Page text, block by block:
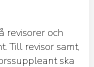
revisorer och
Till revisor samt,
ska